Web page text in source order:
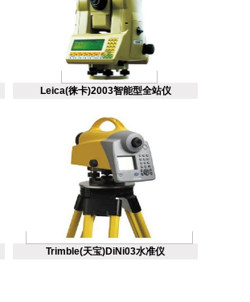
Leica(徕卡)2003智能型全站仪
Trimble(天宝)DiNi03水准仪